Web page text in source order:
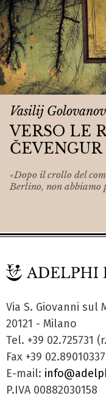
Vasilij Golovanov
VERSO LE
ČEVENGUR
«Dopo il crollo del
Berlino, non
Via S. Giovanni sul
20121 - Milano
Tel. +39 02.725731
Fax +39 02.89010337
E-mail:
P.IVA 00882030158